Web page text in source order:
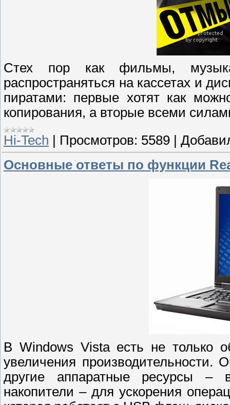
Стех пор как фильмы,
распространяться на кассетах и
пиратами: первые хотят как
копирования, а вторые всеми
Hi-Tech
Просмотров: 5589
Основные ответы по функции
В Windows Vista есть не только
увеличения производительности.
другие аппаратные ресурсы –
накопители – для ускорения